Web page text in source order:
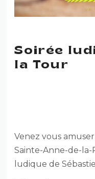
Soirée
la Tour
Venez vous
Sainte-Anne-de-la-
ludique de